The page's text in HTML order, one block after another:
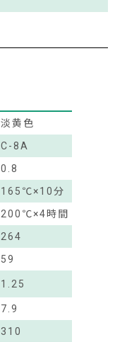
淡黄色
C-8A
0.8
165℃×10分
200℃×4時間
264
59
1.25
7.9
310